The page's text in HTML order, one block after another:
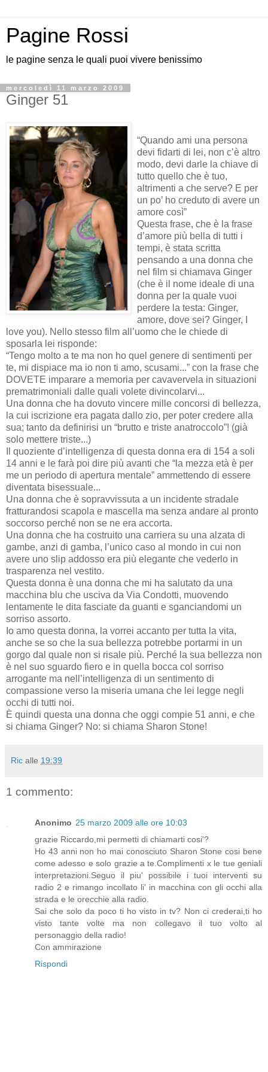
Pagine Rossi
le pagine senza le quali puoi vivere benissimo
mercoledì 11 marzo 2009
Ginger 51
“Quando ami una persona
devi fidarti di lei, non c’è altro
modo, devi darle la chiave di
tutto quello che è tuo,
altrimenti a che serve? E per
un po’ ho creduto di avere un
amore così”
Questa frase, che è la frase
d’amore più bella di tutti i
tempi, è stata scritta
pensando a una donna che
nel film si chiamava Ginger
(che è il nome ideale di una
donna per la quale vuoi
perdere la testa: Ginger,
amore, dove sei? Ginger, I
love you). Nello stesso film all’uomo che le chiede di
sposarla lei risponde:
“Tengo molto a te ma non ho quel genere di sentimenti per
te, mi dispiace ma io non ti amo, scusami...” con la frase che
DOVETE imparare a memoria per cavavervela in situazioni
prematrimoniali dalle quali volete divincolarvi...
Una donna che ha dovuto vincere mille concorsi di bellezza,
la cui iscrizione era pagata dallo zio, per poter credere alla
sua; tanto da definirisi un “brutto e triste anatroccolo”! (già
solo mettere triste...)
Il quoziente d’intelligenza di questa donna era di 154 a soli
14 anni e le farà poi dire più avanti che “la mezza età è per
me un periodo di apertura mentale” ammettendo di essere
diventata bisessuale...
Una donna che è sopravvissuta a un incidente stradale
fratturandosi scapola e mascella ma senza andare al pronto
soccorso perché non se ne era accorta.
Una donna che ha costruito una carriera su una alzata di
gambe, anzi di gamba, l’unico caso al mondo in cui non
avere uno slip addosso era più elegante che vederlo in
trasparenza nel vestito.
Questa donna è una donna che mi ha salutato da una
macchina blu che usciva da Via Condotti, muovendo
lentamente le dita fasciate da guanti e sganciandomi un
sorriso assorto.
Io amo questa donna, la vorrei accanto per tutta la vita,
anche se so che la sua bellezza potrebbe portarmi in un
gorgo dal quale non si risale più. Perché la sua bellezza non
è nel suo sguardo fiero e in quella bocca col sorriso
arrogante ma nell’intelligenza di un sentimento di
compassione verso la miseria umana che lei legge negli
occhi di tutti noi.
È quindi questa una donna che oggi compie 51 anni, e che
si chiama Ginger? No: si chiama Sharon Stone!
Ric alle 19:39
1 commento:
Anonimo 25 marzo 2009 alle ore 10:03
grazie Riccardo,mi permetti di chiamarti cosi'?
Ho 43 anni non ho mai conosciuto Sharon Stone cosi bene
come adesso e solo grazie a te.Complimenti x le tue geniali
interpretazioni.Seguo il piu' possibile i tuoi interventi su
radio 2 e rimango incollato li' in macchina con gli occhi alla
strada e le orecchie alla radio.
Sai che solo da poco ti ho visto in tv? Non ci crederai,ti ho
visto tante volte ma non collegavo il tuo volto al
personaggio della radio!
Con ammirazione
Rispondi